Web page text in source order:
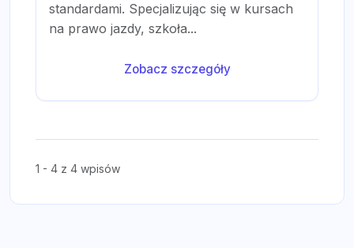
standardami. Specjalizując się w kursach
na prawo jazdy, szkoła...
Zobacz szczegóły
1 - 4 z 4 wpisów